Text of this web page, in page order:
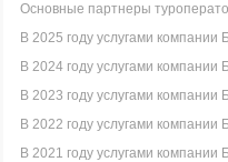
Основные партнеры
В 2025 году услугами компании
В 2024 году услугами компании
В 2023 году услугами компании
В 2022 году услугами компании
В 2021 году услугами компании